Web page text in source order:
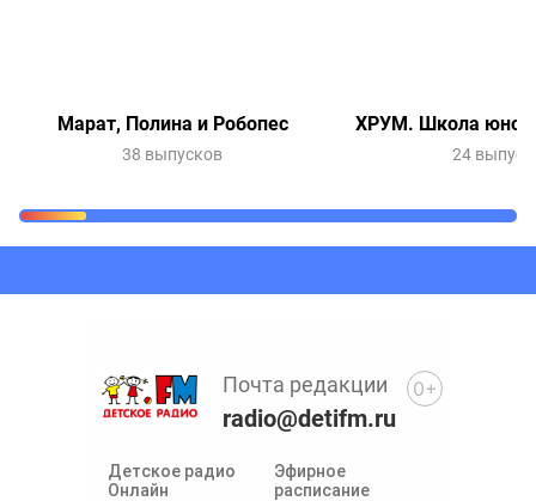
Марат, Полина и Робопес
38 выпусков
ХРУМ. Школа
24
Детское радио
Онлайн
Эфирное
расписание
Почта редакции
radio@detifm.ru
0+